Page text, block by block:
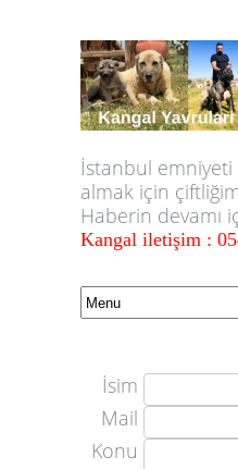
İstanbul emniyeti
almak için
Haberin devamı
Kangal iletişim :
İsim
Mail
Konu